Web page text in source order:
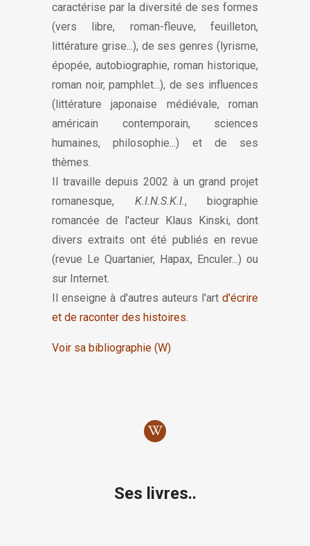
caractérise par la diversité de ses formes
(vers libre, roman-fleuve, feuilleton,
littérature grise...), de ses genres (lyrisme,
épopée, autobiographie, roman historique,
roman noir, pamphlet...), de ses influences
(littérature japonaise médiévale, roman
américain contemporain, sciences
humaines, philosophie...) et de ses
thèmes.
Il travaille depuis 2002 à un grand projet
romanesque, K.I.N.S.K.I., biographie
romancée de l'acteur Klaus Kinski, dont
divers extraits ont été publiés en revue
(revue Le Quartanier, Hapax, Enculer...) ou
sur Internet.
Il enseigne à d'autres auteurs l'artd'écrire
et de raconter des histoires.
Voir sa bibliographie (W)
Ses livres..